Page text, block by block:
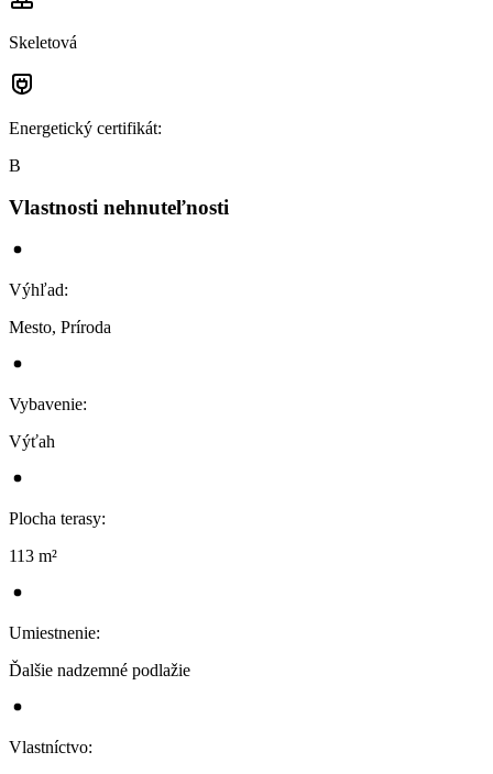
Skeletová
Energetický certifikát:
B
Vlastnosti nehnuteľnosti
Výhľad:
Mesto, Príroda
Vybavenie:
Výťah
Plocha terasy:
113 m²
Umiestnenie:
Ďalšie nadzemné podlažie
Vlastníctvo: